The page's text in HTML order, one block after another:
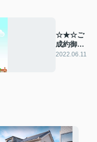
☆★☆ご
成約御礼
☆★☆
2022.06.11